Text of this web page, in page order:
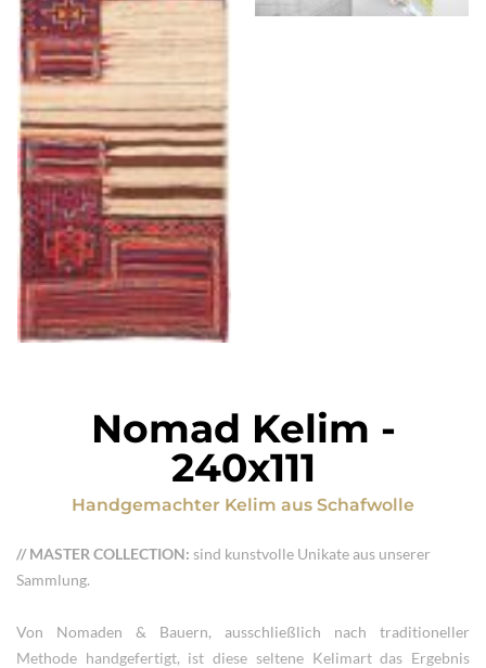
Nomad Kelim -
240x111
Handgemachter Kelim aus Schafwolle
// MASTER COLLECTION: sind kunstvolle Unikate aus unserer
Sammlung.
Von Nomaden & Bauern, ausschließlich nach traditioneller
Methode handgefertigt, ist diese seltene Kelimart das Ergebnis